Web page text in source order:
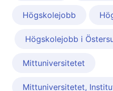
Högskolejobb
Högskolejobb i
Mittuniversitetet
Mittuniversitetet,